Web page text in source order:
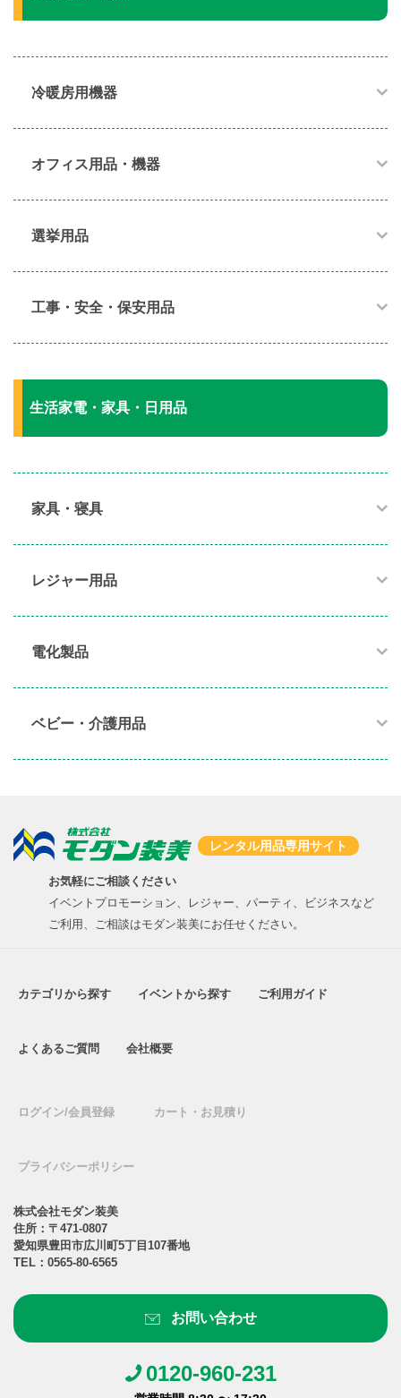
冷暖房用機器​
オフィス用品・機器​
選挙用品
工事・安全・保安用品
生活家電・家具・日用品
家具・寝具​
レジャー用品
電化製品​
ベビー・介護用品​
レンタル用品専用サイト
お気軽にご相談ください
イベントプロモーション、レジャー、パーティ、ビジネスなど
ご利用、ご相談はモダン装美にお任せください。
カテゴリから探す イベントから探す ご利用ガイド
よくあるご質問 会社概要
ログイン/会員登録 カート・お見積り
プライバシーポリシー
株式会社モダン装美
住所：〒471-0807
愛知県豊田市広川町5丁目107番地
TEL： 0565-80-6565
お問い合わせ
0120-960-231